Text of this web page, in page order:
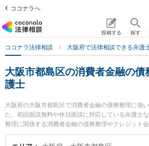
ココナラへ
投稿する 探す
ココナラ法律相談 大阪府で法律相談できる弁護
大阪市都島区の消費者金融の債
護士
大阪府の大阪市都島区で消費者金融の債務整理に強
た。初回面談無料や休日面談に対応している弁護士
整理に関係する消費者金融の債務整理やクレジット
の債務整理等の細かな分野での絞り込み検索もでき
律事務所の村本 健司弁護士や都島法律事務所の松浦